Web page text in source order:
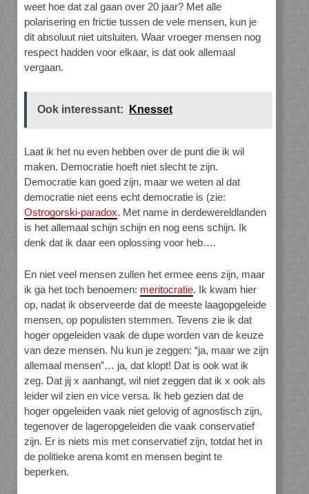
weet hoe dat zal gaan over 20 jaar? Met alle
polarisering en frictie tussen de vele mensen, kun je
dit absoluut niet uitsluiten. Waar vroeger mensen nog
respect hadden voor elkaar, is dat ook allemaal
vergaan.
Ook interessant: Knesset
Laat ik het nu even hebben over de punt die ik wil
maken. Democratie hoeft niet slecht te zijn.
Democratie kan goed zijn, maar we weten al dat
democratie niet eens echt democratie is (zie:
Ostrogorski-paradox. Met name in derdewereldlanden
is het allemaal schijn schijn en nog eens schijn. Ik
denk dat ik daar een oplossing voor heb….
En niet veel mensen zullen het ermee eens zijn, maar
ik ga het toch benoemen: meritocratie. Ik kwam hier
op, nadat ik observeerde dat de meeste laagopgeleide
mensen, op populisten stemmen. Tevens zie ik dat
hoger opgeleiden vaak de dupe worden van de keuze
van deze mensen. Nu kun je zeggen: “ja, maar we zijn
allemaal mensen”… ja, dat klopt! Dat is ook wat ik
zeg. Dat jij x aanhangt, wil niet zeggen dat ik x ook als
leider wil zien en vice versa. Ik heb gezien dat de
hoger opgeleiden vaak niet gelovig of agnostisch zijn,
tegenover de lageropgeleiden die vaak conservatief
zijn. Er is niets mis met conservatief zijn, totdat het in
de politieke arena komt en mensen begint te
beperken.